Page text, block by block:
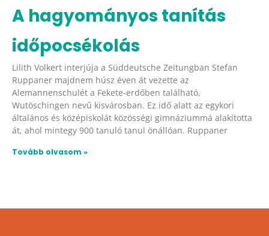
A hagyományos tanítás
időpocsékolás
Lilith Volkert interjúja a Süddeutsche Zeitungban Stefan
Ruppaner majdnem húsz éven át vezette az
Alemannenschulét a Fekete-erdőben található,
Wutöschingen nevű kisvárosban. Ez idő alatt az egykori
általános és középiskolát közösségi gimnáziummá alakította
át, ahol mintegy 900 tanuló tanul önállóan. Ruppaner
Tovább olvasom »